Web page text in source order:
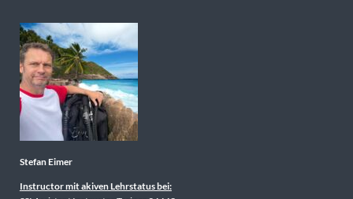
Stefan Eimer
Instructor mit akiven Lehrstatus bei: